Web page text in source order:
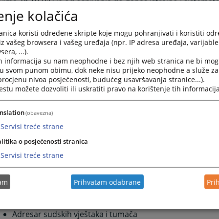
unapređenju pravosudnog informacionog sistema, čime
primjena informacionih tehnologija u svakodnevnom
širom Bosne i Hercegovine.
u pravosuđu primarno je motiviran
jednakog pristupa pravdi za sve građane. Cijeneći
pravovremenog i adekvatnog informiranja građana
je 2007. godine pokrenuo proces razvoja web-portala
Kako bi portal pravosuđa i web-stranice pravosudnih
i prilagodili potrebama građana i korisnika sudskih
godina razvijen je niz funkcionalnosti portala:
Interaktivna mapa o radu sudova u BiH
Online pristup sudskim predmetima
Raspored suđenja
Kalkulator sudskih taksi
Kalkulator troškova sudskih postupaka
Uvjerenja o nevođenju krivičnog postupka
Adresar sudskih vještaka i tumača
kolačića
koristi određene skripte koje mogu pohranjivati i koristiti
vašeg browsera i vašeg uređaja (npr. IP adresa uređaja,
...).
informacija su nam neophodne i bez njih web stranica ne bi
svom punom obimu, dok neke nisu prijeko neophodne a služe
nivoa posjećenosti, budućeg usavršavanja stranice...).
možete dozvoliti ili uskratiti pravo na korištenje tih
(obavezna)
Servisi treće strane
o posjećenosti stranica
Servisi treće strane
Prihvatam odabrane